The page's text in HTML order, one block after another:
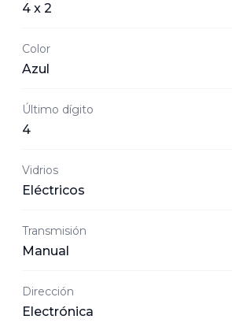
4 x 2
Color
Azul
Último dígito
4
Vidrios
Eléctricos
Transmisión
Manual
Dirección
Electrónica